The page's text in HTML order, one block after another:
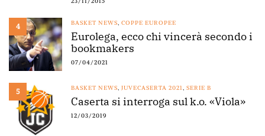
4 BASKET NEWS, COPPE EUROPEE
Eurolega, ecco chi vincerà secondo i
bookmakers
07/04/2021
5 BASKET NEWS, JUVECASERTA 2021, SERIE B
Caserta si interroga sul k.o. «Viola»
12/03/2019